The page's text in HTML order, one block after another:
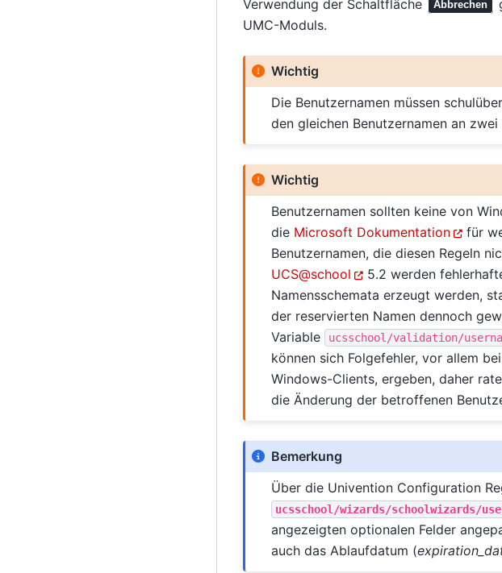
Verwendung der Schaltfläche
Abbrechen
UMC-Moduls.
Wichtig
Die Benutzernamen müssen
den gleichen Benutzernamen an
Wichtig
Benutzernamen sollten keine von
die Microsoft Dokumentation
für
Benutzernamen, die diesen Regeln
UCS@school
5.2 werden
Namensschemata erzeugt werden,
der reservierten Namen dennoch
Variable
ucsschool/validation/
können sich Folgefehler, vor allem
Windows-Clients, ergeben, daher
die Änderung der betroffenen
Bemerkung
Über die Univention Configuration
ucsschool/wizards/schoolwizards/
angezeigten optionalen Felder
auch das Ablaufdatum (